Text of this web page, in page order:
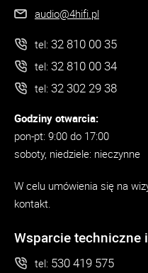
audio@4hifi.pl
tel: 32 810 00 35
tel: 32 810 00 34
tel: 32 302 29 38
Godziny otwarcia:
pon-pt: 9:00 do 17:00
soboty, niedziele: nieczynne
W celu umówienia się na
kontakt.
Wsparcie techniczne
tel: 530 419 575